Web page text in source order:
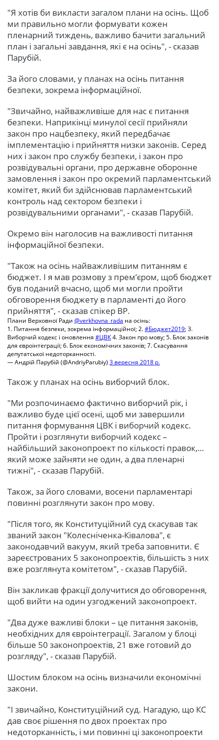
"Я хотів би викласти загалом плани на осінь. Щоб
ми правильно могли формувати кожен
пленарний тиждень, важливо бачити загальний
план і загальні завдання, які є на осінь", - сказав
Парубій.
За його словами, у планах на осінь питання
безпеки, зокрема інформаційної.
"Звичайно, найважливіше для нас є питання
безпеки. Наприкінці минулої сесії прийняли
закон про нацбезпеку, який передбачає
імплементацію і прийняття низки законів. Серед
них і закон про службу безпеки, і закон про
розвідувальні органи, про державне оборонне
замовлення і закон про окремий парламентський
комітет, який би здійснював парламентський
контроль над сектором безпеки і
розвідувальними органами", - сказав Парубій.
Окремо він наголосив на важливості питання
інформаційної безпеки.
"Також на осінь найважливішим питанням є
бюджет. І я мав розмову з прем’єром, щоб бюджет
був поданий вчасно, щоб ми могли пройти
обговорення бюджету в парламенті до його
прийняття", - сказав спікер ВР.
Плани Верховної Ради @verkhovna_rada на осінь:
1. Питання безпеки, зокрема інформаційної; 2.#Бюджет2019; 3.
Виборчий кодекс і оновлення #ЦВК4. Закон про мову; 5. Блок законів
для євроінтеграції; 6. Блок економічних законів; 7. Скасування
депутатської недоторканності.
— Андрій Парубій (@AndriyParubiy) 3 вересня 2018 р.
Також у планах на осінь виборчий блок.
"Ми розпочинаємо фактично виборчий рік, і
важливо буде цієї осені, щоб ми завершили
питання формування ЦВК і виборчий кодекс.
Пройти і розглянути виборчий кодекс –
найбільший законопроект по кількості правок,…
який може зайняти не один, а два пленарні
тижні", - сказав Парубій.
Також, за його словами, восени парламентарі
повинні розглянути закон про мову.
"Після того, як Конституційний суд скасував так
званий закон "Колесніченка-Ківалова", є
законодавчий вакуум, який треба заповнити. Є
зареєстрованих 5 законопроектів, більшість з них
вже розглянута комітетом", - сказав Парубій.
Він закликав фракції долучитися до обговорення,
щоб вийти на один узгоджений законопроект.
"Два дуже важливі блоки – це питання законів,
необхідних для євроінтеграції. Загалом у блоці
більше 50 законопроектів, 21 вже готовий до
розгляду", - сказав Парубій.
Шостим блоком на осінь визначили економічні
закони.
"І звичайно, Конституційний суд. Нагадую, що КС
дав своє рішення по двох проектах про
недоторканність, і ми повинні ці законопроекти